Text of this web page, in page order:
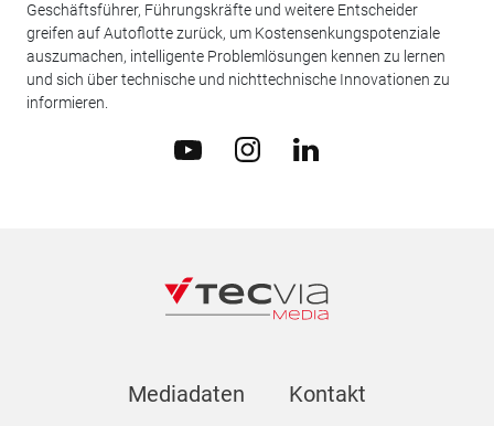
Geschäftsführer, Führungskräfte und weitere Entscheider
greifen auf Autoflotte zurück, um Kostensenkungspotenziale
auszumachen, intelligente Problemlösungen kennen zu lernen
und sich über technische und nichttechnische Innovationen zu
informieren.
Mediadaten Kontakt